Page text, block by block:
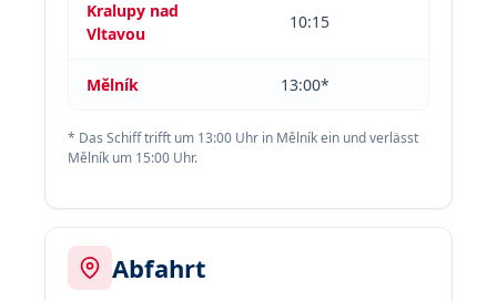
Kralupy nad
Vltavou
10:15
Mělník 13:00*
* Das Schiff trifft um 13:00 Uhr in Mělník ein und verlässt
Mělník um 15:00 Uhr.
Abfahrt